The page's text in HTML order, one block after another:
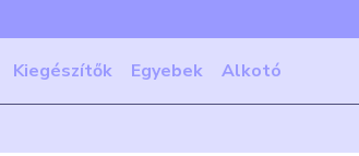
Kiegészítők Egyebek Alkotó